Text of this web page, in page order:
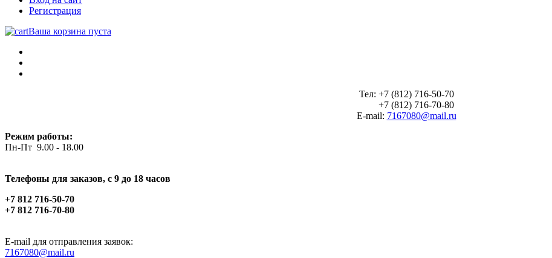
Регистрация
Ваша корзина пуста
Тел: +7 (812) 716-50-70
+7 (812) 716-70-80
E-mail: 7167080@mail.ru
Режим работы:
Пн-Пт 9.00 - 18.00
Телефоны для заказов, c 9 до 18 часов
+7 812 716-50-70
+7 812 716-70-80
E-mail для отправления заявок:
7167080@mail.ru